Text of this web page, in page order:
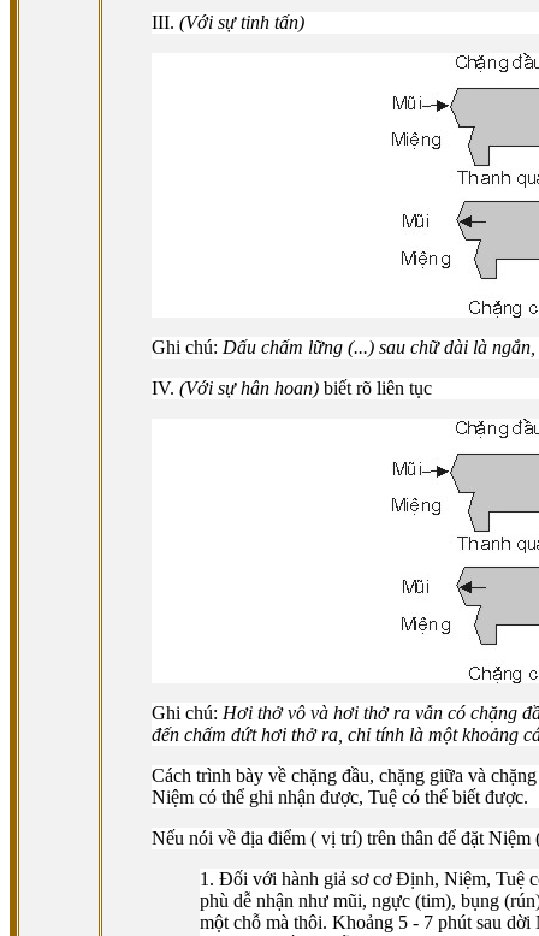
III. (Với sự tinh tấn)
Ghi chú: Dấu chấm lững (...) sau chữ dài là
IV. (Với sự hân hoan) biết rõ liên tục
Ghi chú: Hơi thở vô và hơi thở ra vẫn có chặng
đến chấm dứt hơi thở ra, chỉ tính là một khoảng
Cách trình bày về chặng đầu, chặng giữa và
Niệm có thể ghi nhận được, Tuệ có thể biết được.
Nếu nói về địa điểm ( vị trí) trên thân để đặt Niệm
1. Ðối với hành giả sơ cơ Ðịnh, Niệm, Tuệ
phù dễ nhận như mũi, ngực (tim), bụng
một chỗ mà thôi. Khoảng 5 - 7 phút sau